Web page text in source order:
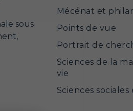
sous
Mécénat et
Points de vue
Portrait de
Sciences de la
vie
Sciences